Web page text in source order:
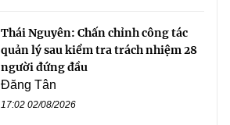
Thái Nguyên: Chấn chỉnh công tác
quản lý sau kiểm tra trách nhiệm 28
người đứng đầu
Đăng Tân
17:02 02/08/2026